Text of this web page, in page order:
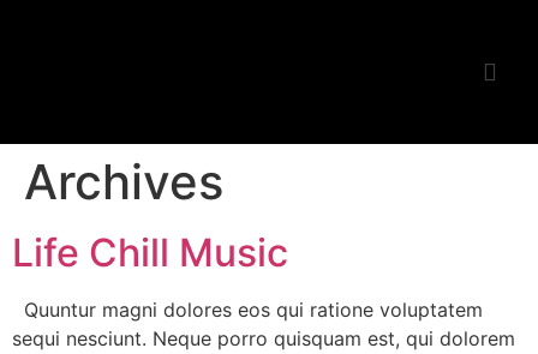
Archives
Life Chill Music
Quuntur magni dolores eos qui ratione voluptatem
sequi nesciunt. Neque porro quisquam est, qui dolorem